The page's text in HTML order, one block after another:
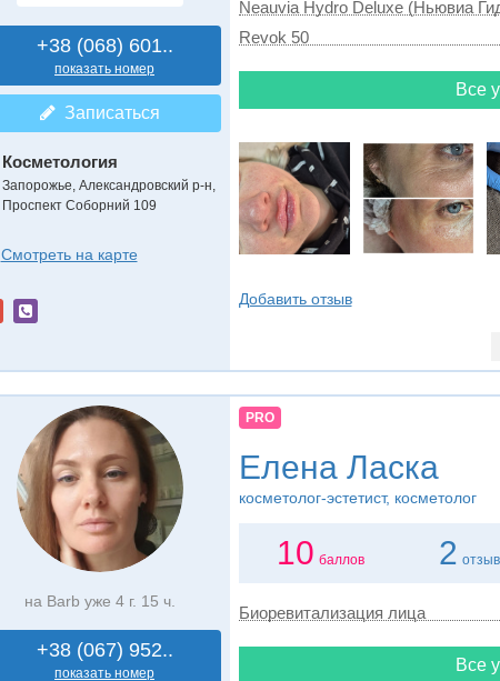
+38 (068) 601..
показать номер
Записаться
Косметология
Запорожье, Александровский р-н,
Проспект Соборний 109
Смотреть на карте
Neauvia Hydro Deluxe (Ньювиа
Revok 50
Все
Добавить отзыв
на Barb уже 4 г. 15 ч.
+38 (067) 952..
показать номер
PRO
Елена Ласка
косметолог-эстетист, косметолог
10 баллов 2
Биоревитализация лица
Все